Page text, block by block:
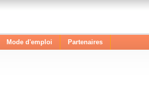
Mode d'emploi Partenaires